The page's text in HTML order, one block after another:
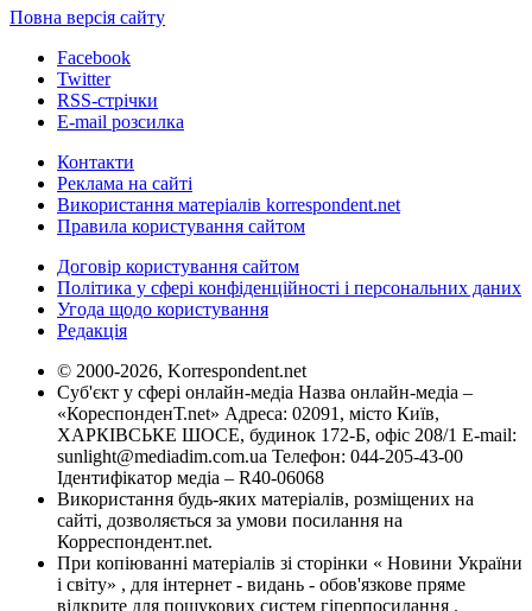
Повна версія сайту
Facebook
Twitter
RSS-стрічки
E-mail розсилка
Контакти
Реклама на сайті
Використання матеріалів korrespondent.net
Правила користування сайтом
Договір користування сайтом
Політика у сфері конфіденційності і персональних даних
Угода щодо користування
Редакція
© 2000-2026, Korrespondent.net
Суб'єкт у сфері онлайн-медіа Назва онлайн-медіа –
«КореспонденТ.net» Адреса: 02091, місто Київ,
ХАРКІВСЬКЕ ШОСЕ, будинок 172-Б, офіс 208/1 E-mail:
sunlight@mediadim.com.ua Телефон: 044-205-43-00
Ідентифікатор медіа – R40-06068
Використання будь-яких матеріалів, розміщених на
сайті, дозволяється за умови посилання на
Корреспондент.net.
При копіюванні матеріалів зі сторінки « Новини України
і світу» , для інтернет - видань - обов'язкове пряме
відкрите для пошукових систем гіперпосилання .